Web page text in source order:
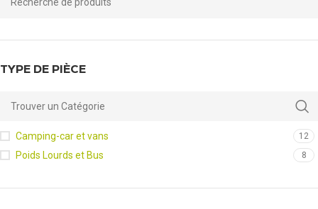
TYPE DE PIÈCE
Camping-car et vans 12
Poids Lourds et Bus 8